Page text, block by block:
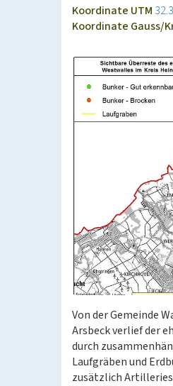
Koordinate UTM
Koordinate Gauss/
Von der Gemeinde
Arsbeck verlief der
durch
Laufgräben und
zusätzlich